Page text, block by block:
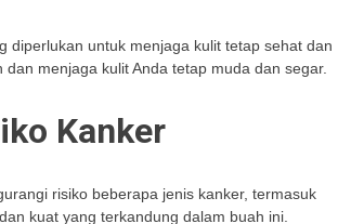
diperlukan untuk menjaga kulit tetap sehat dan
menjaga kulit Anda tetap muda dan segar.
Kanker
risiko beberapa jenis kanker, termasuk
kuat yang terkandung dalam buah ini.